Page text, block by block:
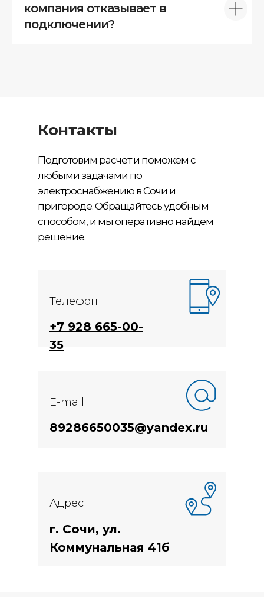
компания отказывает в
подключении?
Телефон
+7 928 665-00-
35
E-mail
89286650035@yandex.ru
Адрес
г. Сочи, ул.
Коммунальная 41б
Контакты
Подготовим расчет и поможем с
любыми задачами по
электроснабжению в Сочи и
пригороде. Обращайтесь удобным
способом, и мы оперативно найдем
решение.